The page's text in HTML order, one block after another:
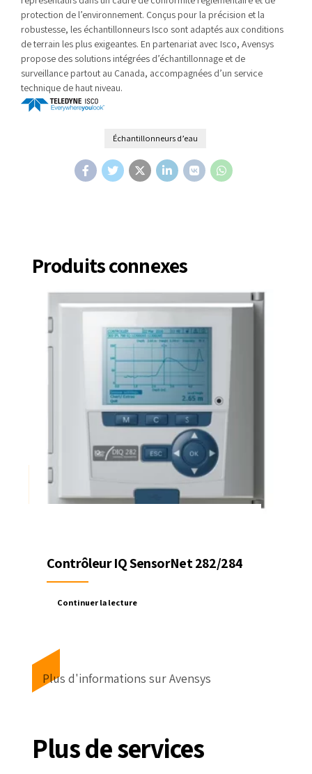
protection de l’environnement. Conçus pour la précision et la
robustesse, les échantillonneurs Isco sont adaptés aux conditions
de terrain les plus exigeantes. En partenariat avec Isco, Avensys
propose des solutions intégrées d’échantillonnage et de
surveillance partout au Canada, accompagnées d’un service
technique de haut niveau.
Échantillonneurs d’eau
Produits connexes
Contrôleur IQ SensorNet 282/284
Continuer la lecture
Plus d'informations sur Avensys
Plus de services